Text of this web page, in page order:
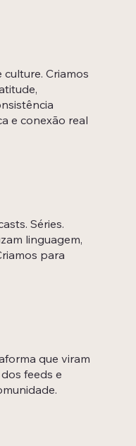
Criamos
e conexão real
Séries.
linguagem,
para
que viram
feeds e